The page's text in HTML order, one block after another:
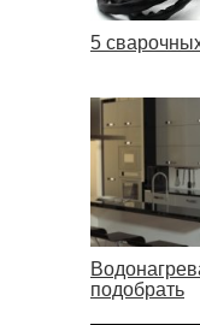
5
подобрать